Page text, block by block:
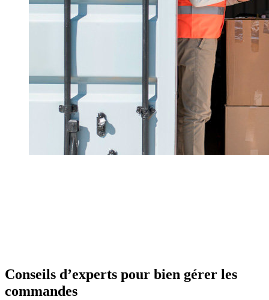
Conseils d’experts pour bien gérer les
commandes